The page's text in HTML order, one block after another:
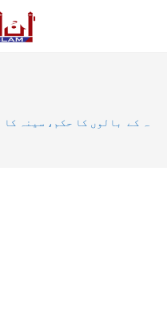
کے بالوں کا حکم، سینہ کا